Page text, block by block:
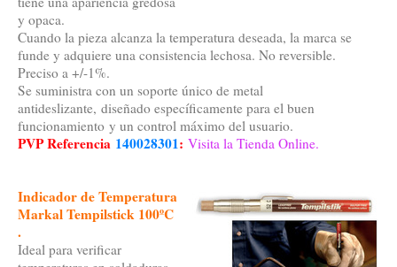
y opaca.
Cuando la pieza alcanza la temperatura deseada, la marca se
funde y adquiere una consistencia lechosa. No reversible.
Preciso a +/-1%.
Se suministra con un soporte único de metal
antideslizante, diseñado específicamente para el buen
funcionamiento y un control máximo del usuario.
PVP Referencia 140028301: Visita la Tienda Online.
Indicador de Temperatura
Markal Tempilstick 100ºC
.
Ideal para verificar